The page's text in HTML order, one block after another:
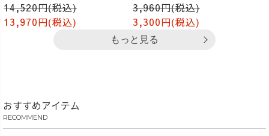
14,520円(税込)
13,970円(税込)
3,960円(税込)
3,300円(税込)
もっと見る
おすすめアイテム
RECOMMEND